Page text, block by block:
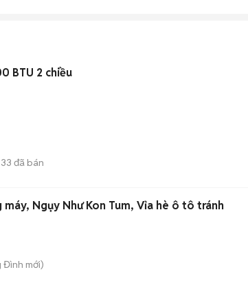
BTU 2 chiều
33 đã bán
Ngụy Như Kon Tum, Vỉa hè ô tô tránh
Đình mới)